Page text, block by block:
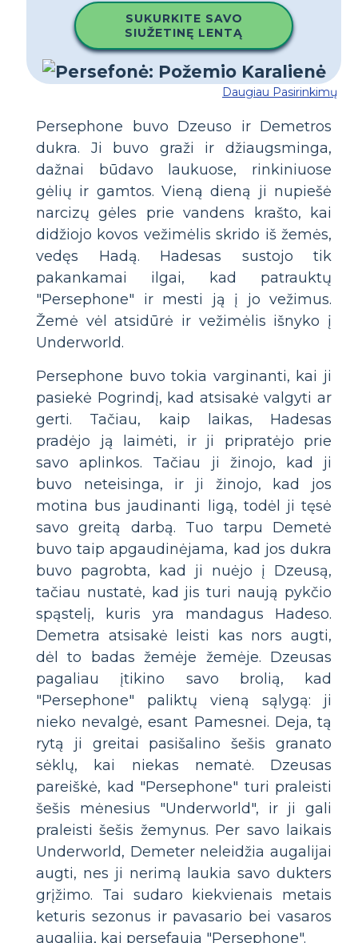
SUKURKITE SAVO
SIUŽETINĘ LENTĄ
Daugiau Pasirinkimų
Persephone buvo Dzeuso ir Demetros
dukra. Ji buvo graži ir džiaugsminga,
dažnai būdavo laukuose, rinkiniuose
gėlių ir gamtos. Vieną dieną ji nupiešė
narcizų gėles prie vandens krašto, kai
didžiojo kovos vežimėlis skrido iš žemės,
vedęs Hadą. Hadesas sustojo tik
pakankamai ilgai, kad patrauktų
"Persephone" ir mesti ją į jo vežimus.
Žemė vėl atsidūrė ir vežimėlis išnyko į
Underworld.
Persephone buvo tokia varginanti, kai ji
pasiekė Pogrindį, kad atsisakė valgyti ar
gerti. Tačiau, kaip laikas, Hadesas
pradėjo ją laimėti, ir ji pripratėjo prie
savo aplinkos. Tačiau ji žinojo, kad ji
buvo neteisinga, ir ji žinojo, kad jos
motina bus jaudinanti ligą, todėl ji tęsė
savo greitą darbą. Tuo tarpu Demetė
buvo taip apgaudinėjama, kad jos dukra
buvo pagrobta, kad ji nuėjo į Dzeusą,
tačiau nustatė, kad jis turi naują pykčio
spąstelį, kuris yra mandagus Hadeso.
Demetra atsisakė leisti kas nors augti,
dėl to badas žemėje žemėje. Dzeusas
pagaliau įtikino savo brolią, kad
"Persephone" paliktų vieną sąlygą: ji
nieko nevalgė, esant Pamesnei. Deja, tą
rytą ji greitai pasišalino šešis granato
sėklų, kai niekas nematė. Dzeusas
pareiškė, kad "Persephone" turi praleisti
šešis mėnesius "Underworld", ir ji gali
praleisti šešis žemynus. Per savo laikais
Underworld, Demeter neleidžia augalijai
augti, nes ji nerimą laukia savo dukters
grįžimo. Tai sudaro kiekvienais metais
keturis sezonus ir pavasario bei vasaros
augaliją, kai persefauja "Persephone".